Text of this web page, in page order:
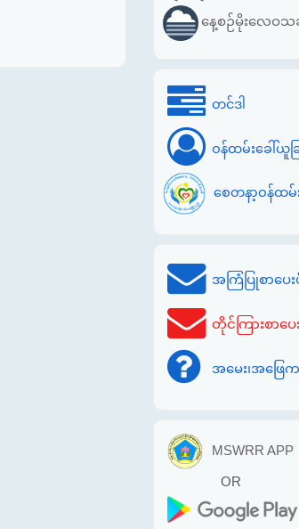
နေ့စဉ်မိုးလေဝသ
တင်ဒါ
ဝန်ထမ်းခေါ်ယူခ
စေတနာ့ဝန်ထမ်း
အကြံပြုစာပေး
တိုင်ကြားစာပေ
အမေး၊အဖြေက
MSWRR APP
OR